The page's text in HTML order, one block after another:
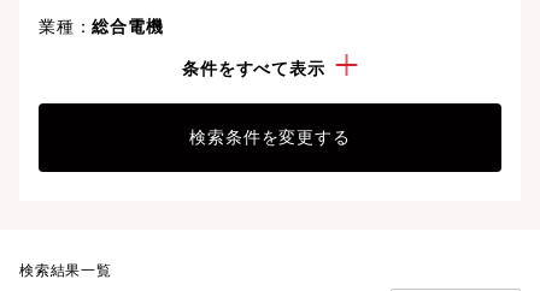
業種：総合電機
退職金制度有条件をすべて表示
検索条件を変更する
検索結果一覧